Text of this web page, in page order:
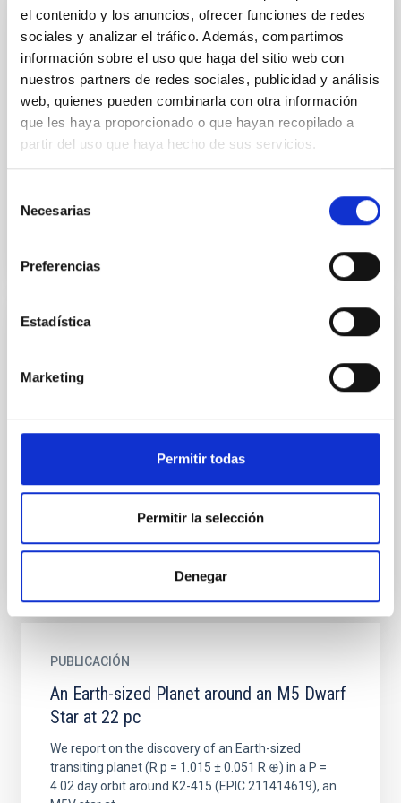
el contenido y los anuncios, ofrecer funciones de redes
sociales y analizar el tráfico. Además, compartimos
información sobre el uso que haga del sitio web con
nuestros partners de redes sociales, publicidad y análisis
web, quienes pueden combinarla con otra información
que les haya proporcionado o que hayan recopilado a
partir del uso que haya hecho de sus servicios.
Necesarias
Preferencias
Estadística
Marketing
Permitir todas
Permitir la selección
Denegar
PUBLICACIÓN
Acoustic oscillations in the K2 III star
Arcturus
Simultaneous spectrometric and photometric
observations have been performed on the red giant
An Aligned Sub-Neptune Revealed with
MAROON-X and a Tendency Toward
Alignment for Small Planets
of the sub-Neptune TOI-1759A b with MAROON-X. A
joint analysis with MuSCAT3 photometry and nine
PUBLICACIÓN
An Earth-sized Planet around an M5 Dwarf
Star at 22 pc
We report on the discovery of an Earth-sized
transiting planet (R p = 1.015 ± 0.051 R ⊕) in a P =
4.02 day orbit around K2-415 (EPIC 211414619), an